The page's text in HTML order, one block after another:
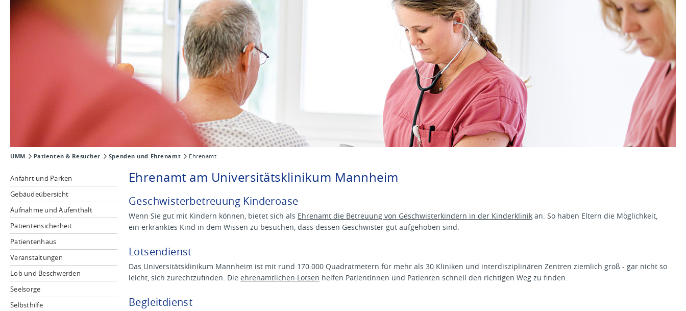
UMM Patienten & Besucher Spenden und Ehrenamt Ehrenamt
Anfahrt und Parken
Gebäudeübersicht
Aufnahme und Aufenthalt
Patientensicherheit
Patientenhaus
Veranstaltungen
Lob und Beschwerden
Seelsorge
Selbsthilfe
Ehrenamt am Universitätsklinikum Mannheim
Geschwisterbetreuung Kinderoase
Wenn Sie gut mit Kindern können, bietet sich als Ehrenamt die Betreuung von Geschwisterkindern in der Kinderklinik an. So haben Eltern die Möglichkeit,
ein erkranktes Kind in dem Wissen zu besuchen, dass dessen Geschwister gut aufgehoben sind.
Lotsendienst
Das Universitätsklinikum Mannheim ist mit rund 170.000 Quadratmetern für mehr als 30 Kliniken und interdisziplinären Zentren ziemlich groß - gar nicht so
leicht, sich zurechtzufinden. Die ehrenamtlichen Lotsen helfen Patientinnen und Patienten schnell den richtigen Weg zu finden.
Begleitdienst